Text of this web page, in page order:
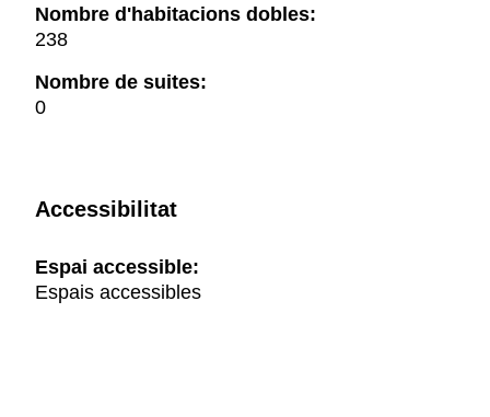
Nombre d'habitacions dobles:
238
Nombre de suites:
0
Accessibilitat
Espai accessible:
Espais accessibles